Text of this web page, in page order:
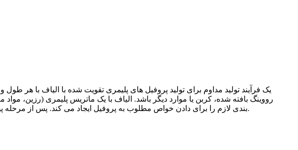
رووینگ بافته شده، کربن یا موارد دیگر باشد. الیاف با یک ماتریس پلیمری (رزین،
بندی لازم را برای دادن خواص مطلوب به پروفیل ایجاد می کند. پس از مرحله پیش‌شکل‌دهی، الیاف آغشته به رزین از طریق قالب گرم‌شده برای پلیمریزه شدن رزین کشیده می‌شوند.